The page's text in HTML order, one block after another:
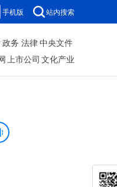
手机版 站内搜索
政务 法律中央文件
上市公司 文化产业